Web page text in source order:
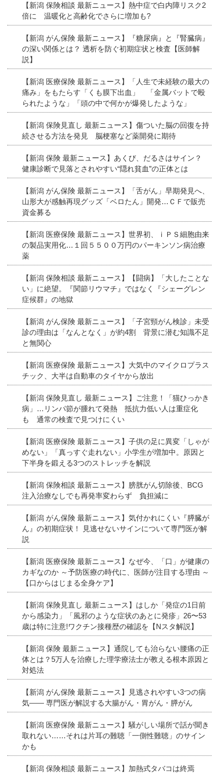
【新潟 保険相談 最新ニュース】熱中症で白内障リスク2
倍に 温暖化と高齢化でさらに増加も?
【新潟 がん保険 最新ニュース】『糖尿病』と『腎臓病』
の深い関係とは？ 透析を防ぐ初期症状と検査【医師解
説】
【新潟 医療保険 最新ニュース】「人生で未経験の最大の
痛み」をもたらす「くも膜下出血」 「金属バットで殴
られたような」「頭の中で何かが爆発したような」
【新潟 保険見直し 最新ニュース】傷ついた脳の回復を持
続させる方法を発見 脳梗塞など薬開発に期待
【新潟 保険 最新ニュース】あくび、だるさはサイン？
健康診断で見落とされやすい“隠れ貧血”の正体とは
【新潟 がん保険 最新ニュース】「舌がん」早期発見へ、
山形大が感触再現グッズ「ベロたん」開発…ＣＦで販売
資金募る
【新潟 医療保険 最新ニュース】世界初、ｉＰＳ細胞由来
の製品実用化…１回５５００万円のパーキンソン病治療
薬
【新潟 保険相談 最新ニュース】【闘病】「大したことな
い」に絶望。『関節リウマチ』ではなく『シェーグレン
症候群』の地獄
【新潟 がん保険 最新ニュース】「子宮頸がん検診」未受
診の理由は「なんとなく」が約4割 背景に潜む知識不足
と無関心
【新潟 医療保険 最新ニュース】大気中のマイクロプラス
チック、大半は自動車のタイヤから放出
【新潟 保険見直し 最新ニュース】ご注意！「猫ひっかき
病」…リンパ節が腫れて発熱 抵抗力低い人は重症化
も 通常の検査で見つけにくい
【新潟 医療保険 最新ニュース】子供の足に異変「しゃが
めない」「真っすぐ走れない」小学生が増加中。原因と
下半身を鍛える3つのストレッチを解説
【新潟 保険相談 最新ニュース】膀胱がん切除後、BCG
注入治療なしでも再発率変わらず 負担減に
【新潟 がん保険 最新ニュース】気付かれにくい『膵臓が
ん』の初期症状！ 見逃せないサインについて専門医が解
説
【新潟 医療保険 最新ニュース】なぜ今、「口」が健康の
カギなのか ～予防医療の時代に、医師が注目する理由 ～
【口からはじまる全身ケア】
【新潟 保険見直し 最新ニュース】はしか「発症の1日前
から感染力」「風邪のような症状のあとに発疹」26〜53
歳は特に注意!ワクチン接種歴の確認を【Nスタ解説】
【新潟 保険 最新ニュース】通院しても治らない腰痛の正
体とは？5万人を治療した理学療法士が教える根本原因と
対処法
【新潟 がん保険 最新ニュース】見逃されやすい3つの病
気―― 専門医が解説する大腸がん・胃がん・膵がん
【新潟 医療保険 最新ニュース】騒がしい場所で話が聞き
取れない……それは片耳の難聴「一側性難聴」のサイン
かも
【新潟 保険相談 最新ニュース】加熱式タバコは終焉